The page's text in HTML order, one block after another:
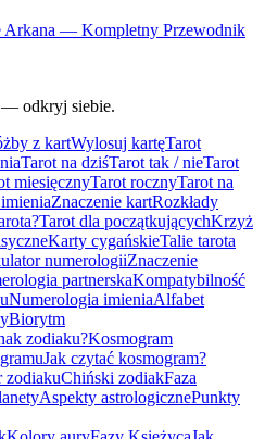
Arkana — Kompletny Przewodnik
— odkryj siebie.
z kartWylosuj kartęTarot
Tarot na dziśTarot tak / nieTarot
miesięcznyTarot rocznyTarot na
Znaczenie kartRozkłady
Tarot dla początkującychKrzyż
Karty cygańskieTalie tarota
numerologiiZnaczenie
partnerskaKompatybilność
Numerologia imieniaAlfabet
Biorytm
zodiaku?Kosmogram
Jak czytać kosmogram?
zodiakuChiński zodiakFaza
Aspekty astrologicznePunkty